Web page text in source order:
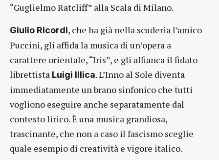
“Guglielmo Ratcliff” alla Scala di Milano.
Giulio Ricordi, che ha già nella scuderia l’amico
Puccini, gli affida la musica di un’opera a
carattere orientale, “Iris”, e gli affianca il fidato
librettista Luigi Illica. L’Inno al Sole diventa
immediatamente un brano sinfonico che tutti
vogliono eseguire anche separatamente dal
contesto lirico. È una musica grandiosa,
trascinante, che non a caso il fascismo sceglie
quale esempio di creatività e vigore italico.